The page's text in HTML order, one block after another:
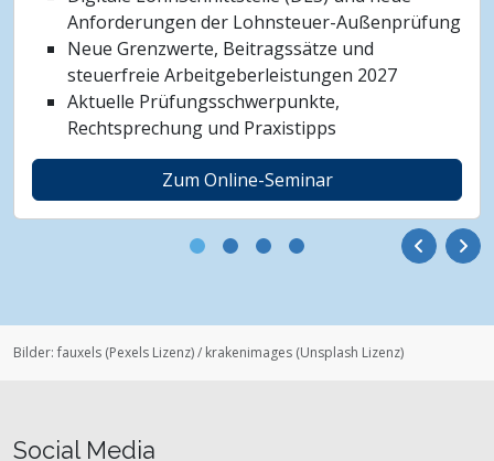
Anforderungen der Lohnsteuer-Außenprüfung
Neue Grenzwerte, Beitragssätze und
steuerfreie Arbeitgeberleistungen 2027
Aktuelle Prüfungsschwerpunkte,
Rechtsprechung und Praxistipps
Zum Online-Seminar
Bilder: fauxels (Pexels Lizenz)/ krakenimages (Unsplash Lizenz)
Social Media